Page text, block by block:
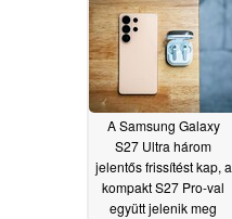
A Samsung Galaxy
S27 Ultra három
jelentős frissítést kap, a
kompakt S27 Pro-val
együtt jelenik meg